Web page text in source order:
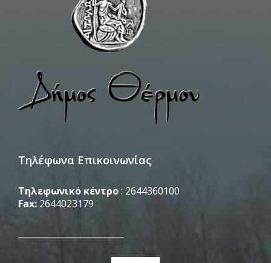
Τηλέφωνα Επικοινωνίας
Τηλεφωνικό κέντρο: 2644360100
Fax: 2644023179